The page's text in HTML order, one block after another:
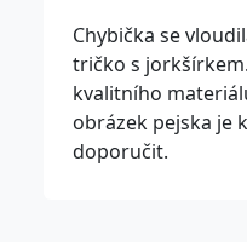
Chybička se
tričko s
kvalitního
obrázek pejska je
doporučit.